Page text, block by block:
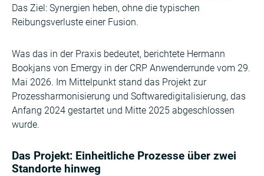
Das Ziel: Synergien heben, ohne die typischen
Reibungsverluste einer Fusion.
Was das in der Praxis bedeutet, berichtete Hermann
Bookjans von Emergy in der CRP Anwenderrunde vom 29.
Mai 2026. Im Mittelpunkt stand das Projekt zur
Prozessharmonisierung und Softwaredigitalisierung, das
Anfang 2024 gestartet und Mitte 2025 abgeschlossen
wurde.
Das Projekt: Einheitliche Prozesse über zwei
Standorte hinweg